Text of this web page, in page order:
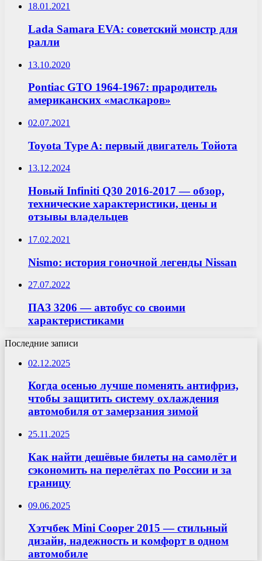
18.01.2021
Lada Samara EVA: советский монстр для
ралли
13.10.2020
Pontiac GTO 1964-1967: прародитель
американских «маслкаров»
02.07.2021
Toyota Type A: первый двигатель Тойота
13.12.2024
Новый Infiniti Q30 2016-2017 — обзор,
технические характеристики, цены и
отзывы владельцев
17.02.2021
Nismo: история гоночной легенды Nissan
27.07.2022
ПАЗ 3206 — автобус со своими
характеристиками
Последние записи
02.12.2025
Когда осенью лучше поменять антифриз,
чтобы защитить систему охлаждения
автомобиля от замерзания зимой
25.11.2025
Как найти дешёвые билеты на самолёт и
сэкономить на перелётах по России и за
границу
09.06.2025
Хэтчбек Mini Cooper 2015 — стильный
дизайн, надежность и комфорт в одном
автомобиле